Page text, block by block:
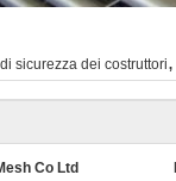
sicurezza dei costruttori,
Co Ltd